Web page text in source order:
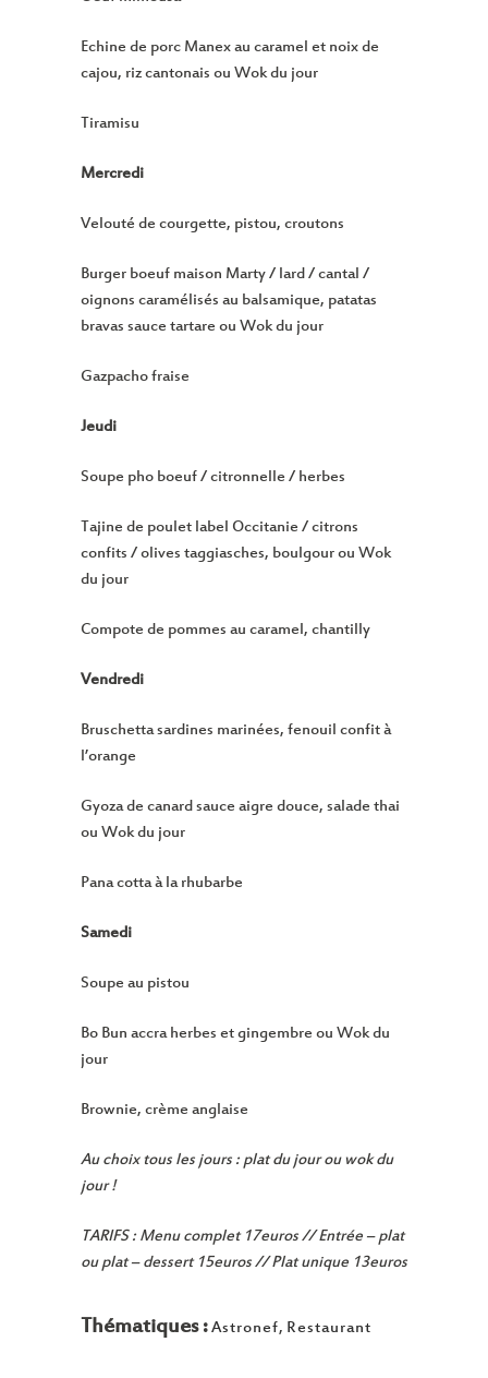
Echine de porc Manex au caramel et noix de
cajou, riz cantonais ou Wok du jour
Tiramisu
Mercredi
Velouté de courgette, pistou, croutons
Burger boeuf maison Marty / lard / cantal /
oignons caramélisés au balsamique, patatas
bravas sauce tartare ou Wok du jour
Gazpacho fraise
Jeudi
Soupe pho boeuf / citronnelle / herbes
Tajine de poulet label Occitanie / citrons
confits / olives taggiasches, boulgour ou Wok
du jour
Compote de pommes au caramel, chantilly
Vendredi
Bruschetta sardines marinées, fenouil confit à
l’orange
Gyoza de canard sauce aigre douce, salade thai
ou Wok du jour
Pana cotta à la rhubarbe
Samedi
Soupe au pistou
Bo Bun accra herbes et gingembre ou Wok du
jour
Brownie, crème anglaise
Au choix tous les jours : plat du jour ou wok du
jour !
TARIFS : Menu complet 17euros // Entrée – plat
ou plat – dessert 15euros // Plat unique 13euros
Thématiques :Astronef, Restaurant